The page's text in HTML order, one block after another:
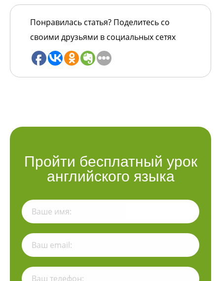
Понравилась статья? Поделитесь со
своими друзьями в социальных сетях
Пройти бесплатный урок
английского языка